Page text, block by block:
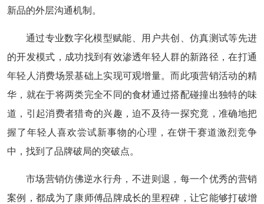
新品的外层沟通机制。
通过专业数字化模型赋能、用户共创、仿真测试等先进
的开发模式，成功找到有效渗透年轻人群的新路径，在打通
年轻人消费场景基础上实现可观增量。而此项营销活动的精
华，就在于将两类完全不同的食材通过搭配碰撞出独特的味
道，引起消费者猎奇的兴趣，迫不及待一探究竟，准确地把
握了年轻人喜欢尝试新事物的心理，在饼干赛道激烈竞争
中，找到了品牌破局的突破点。
市场营销仿佛逆水行舟，不进则退，每一个优秀的营销
案例，都成为了康师傅品牌成长的里程碑，让它能够打破增